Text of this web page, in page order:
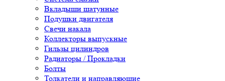
Вкладыши шатунные
Подушки двигателя
Свечи накала
Коллекторы выпускные
Гильзы цилиндров
Радиаторы / Прокладки
Болты
Толкатели и направляющие